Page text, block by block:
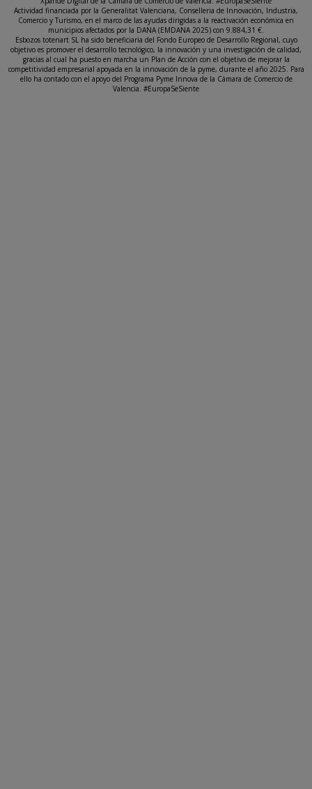
Actividad financiada por la Generalitat Valenciana, Conselleria de Innovación, Industria,
Comercio y Turismo, en el marco de las ayudas dirigidas a la reactivación económica en
municipios afectados por la DANA (EMDANA 2025) con 9.884,31 €.
Esbozos totenart SL ha sido beneficiaria del Fondo Europeo de Desarrollo Regional, cuyo
objetivo es promover el desarrollo tecnológico, la innovación y una investigación de calidad,
gracias al cual ha puesto en marcha un Plan de Acción con el objetivo de mejorar la
competitividad empresarial apoyada en la innovación de la pyme, durante el año 2025. Para
ello ha contado con el apoyo del Programa Pyme Innova de la Cámara de Comercio de
Valencia. #EuropaSeSiente